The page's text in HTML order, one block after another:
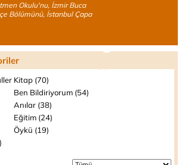
Okulu'nu, İzmir Buca
Bölümünü, İstanbul Çapa
Kitap (70)
Ben Bildiriyorum (54)
Anılar (38)
Eğitim (24)
Öykü (19)